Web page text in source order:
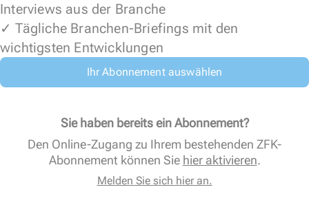
Interviews aus der Branche
✓ Tägliche Branchen-Briefings mit den
wichtigsten Entwicklungen
Ihr Abonnement auswählen
Sie haben bereits ein Abonnement?
Den Online-Zugang zu Ihrem bestehenden ZFK-
Abonnement können Sie hier aktivieren.
Melden Sie sich hier an.